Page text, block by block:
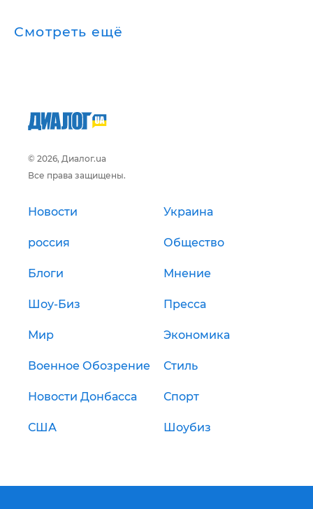
Смотреть ещё
© 2026, Диалог.ua
Все права защищены.
Новости Украина
россия Общество
Блоги Мнение
Шоу-Биз Пресса
Мир Экономика
Военное Обозрение Стиль
Новости Донбасса Спорт
США Шоубиз